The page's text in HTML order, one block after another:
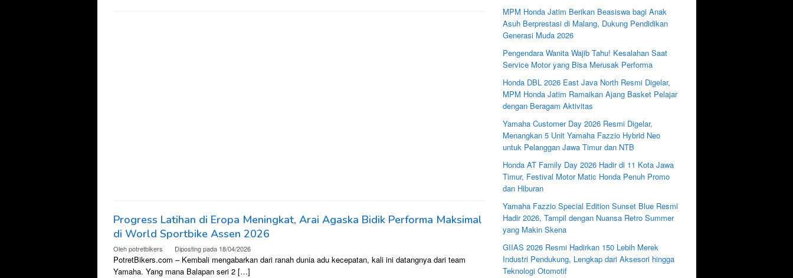
Progress Latihan di Eropa Meningkat, Arai Agaska Bidik Performa Maksimal
di World Sportbike Assen 2026
Olehpotretbikers Diposting pada 18/04/2026
PotretBikers.com – Kembali mengabarkan dari ranah dunia adu kecepatan, kali ini datangnya dari team
Yamaha. Yang mana Balapan seri 2 […]
MPM Honda Jatim Berikan Beasiswa bagi Anak
Asuh Berprestasi di Malang, Dukung Pendidikan
Generasi Muda 2026
Pengendara Wanita Wajib Tahu! Kesalahan Saat
Service Motor yang Bisa Merusak Performa
Honda DBL 2026 East Java North Resmi Digelar,
MPM Honda Jatim Ramaikan Ajang Basket Pelajar
dengan Beragam Aktivitas
Yamaha Customer Day 2026 Resmi Digelar,
Menangkan 5 Unit Yamaha Fazzio Hybrid Neo
untuk Pelanggan Jawa Timur dan NTB
Honda AT Family Day 2026 Hadir di 11 Kota Jawa
Timur, Festival Motor Matic Honda Penuh Promo
dan Hiburan
Yamaha Fazzio Special Edition Sunset Blue Resmi
Hadir 2026, Tampil dengan Nuansa Retro Summer
yang Makin Skena
GIIAS 2026 Resmi Hadirkan 150 Lebih Merek
Industri Pendukung, Lengkap dari Aksesori hingga
Teknologi Otomotif